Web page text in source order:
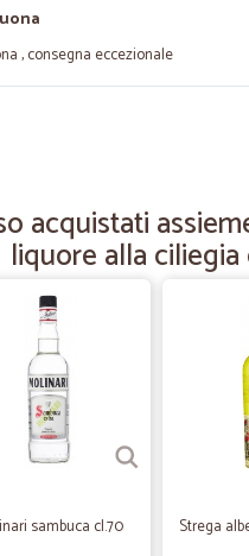
, consegna eccezionale
e prodotti buoni
e prodotti buoni
—
molto…
acquistati
liquore alla ciliegia
sambuca cl.70 Strega